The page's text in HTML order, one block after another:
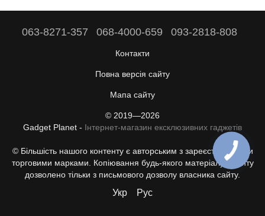
063-8271-357 068-4000-659 093-2818-808
Контакти
Повна версія сайту
Мапа сайту
© 2019—2026
Gadget Planet - Інтернет-магазин ексклюзивних гаджетів
© Більшість нашого контенту є авторським з зареєстрованими
торговими марками. Копіювання будь-якого матеріалу з сайту
дозволено тільки з письмового дозволу власника сайту.
Укр Рус